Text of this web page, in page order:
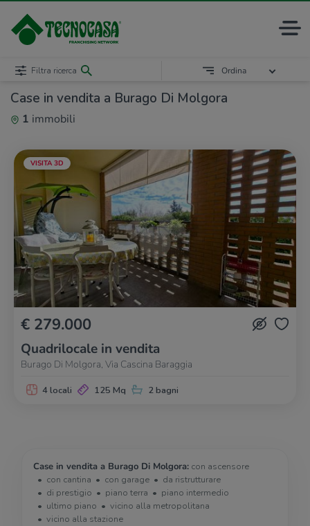
Case in vendita a Burago Di Molgora
1 immobili
Filtra ricerca Ordina
VISITA 3D
€ 279.000
Quadrilocale in vendita
Burago Di Molgora, Via Cascina Baraggia
4 locali 125 Mq 2 bagni
Case in vendita a Burago Di Molgora: con ascensore
con cantina
con garage
da ristrutturare
di prestigio
piano terra
piano intermedio
ultimo piano
vicino alla metropolitana
vicino alla stazione